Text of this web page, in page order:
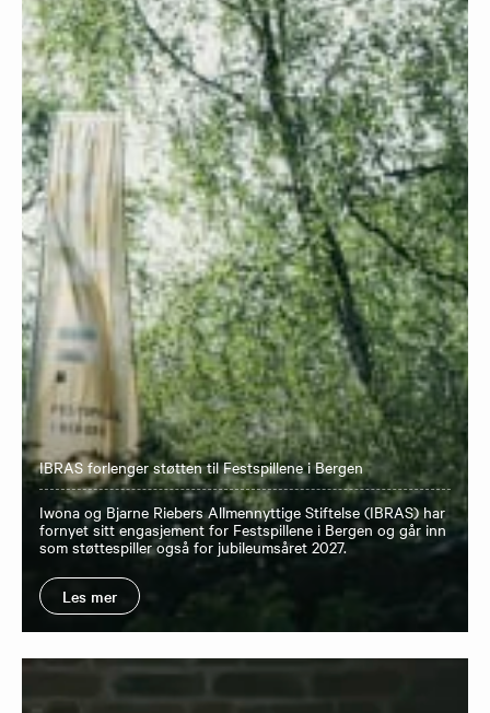
IBRAS forlenger støtten til Festspillene i Bergen
Iwona og Bjarne Riebers Allmennyttige Stiftelse (IBRAS) har
fornyet sitt engasjement for Festspillene i Bergen og går inn
som støttespiller også for jubileumsåret 2027.
Les mer